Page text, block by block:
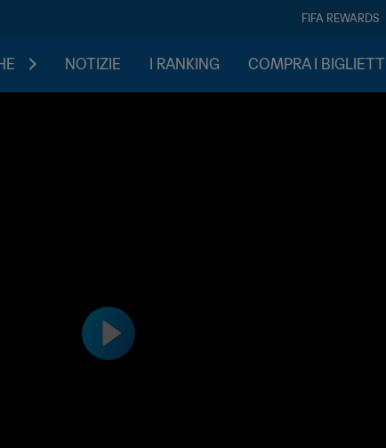
FIFA REWARDS
NOTIZIE I RANKING COMPRA I BIGLIETTI